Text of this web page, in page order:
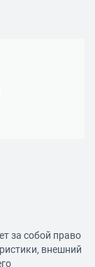
за собой право
внешний